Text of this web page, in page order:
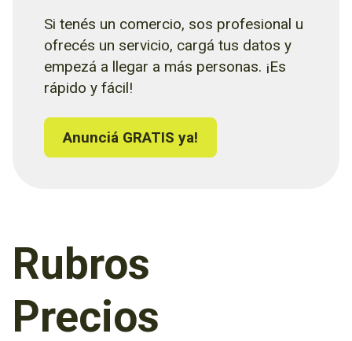
Si tenés un comercio, sos profesional u
ofrecés un servicio, cargá tus datos y
empezá a llegar a más personas. ¡Es
rápido y fácil!
Anunciá GRATIS ya!
Rubros
Precios